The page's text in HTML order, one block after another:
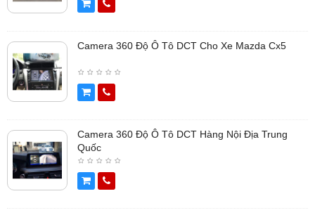
Camera 360 Độ Ô Tô DCT Cho Xe Mazda Cx5
Camera 360 Độ Ô Tô DCT Hàng Nội Địa Trung
Quốc